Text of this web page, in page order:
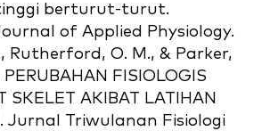
berturut-turut.
of Applied Physiology.
Rutherford, O. M., & Parker,
PERUBAHAN FISIOLOGIS
SKELET AKIBAT LATIHAN
Jurnal Triwulanan Fisiologi